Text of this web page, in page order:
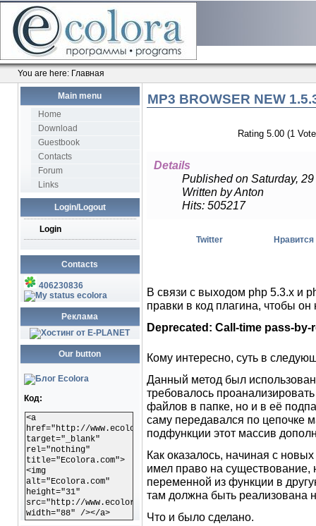
You are here: Главная
Main menu
Home
Download
Guestbook
Contacts
Forum
Links
Login/Logout
Login
Contacts
406230836
ecolora
Реклама
Our button
Код:
<a
href="http://www.ecolora.com"
target="_blank"
rel="nothing"
title="Ecolora.com">
<img
alt="Ecolora.com"
height="31"
src="http://www.ecolora.com/images/ecoloracom.gif"
width="88" /></a>
MP3 BROWSER NEW
Rating 5.00 (1
Details
Published on Saturday,
Written by Anton
Hits: 505217
Twitter Нравится
В связи с выходом php 5.3.x и
правки в код плагина, чтобы
Deprecated: Call-time pass-
Кому интересно, суть в
Данный метод был
требовалось
файлов в папке, но и в её
саму передавался по цепочке
подфункции этот массив
Как оказалось, начиная с
имел право на существование,
переменной из функции в
там должна быть реализована
Что и было сделано.